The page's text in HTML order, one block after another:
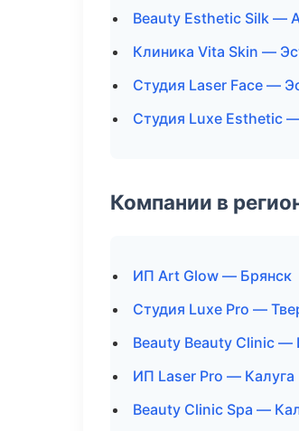
Beauty Esthetic Silk —
Клиника Vita Skin —
Студия Laser Face —
Студия Luxe Esthetic
Компании в
ИП Art Glow — Брянск
Студия Luxe Pro —
Beauty Beauty Clinic —
ИП Laser Pro — Калуга
Beauty Clinic Spa —